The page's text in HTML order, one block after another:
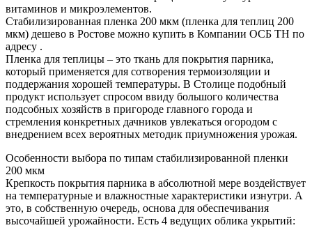
витаминов и микроэлементов.
Стабилизированная пленка 200 мкм (пленка для теплиц 200
мкм) дешево в Ростове можно купить в Компании ОСБ ТН по
адресу .
Пленка для теплицы – это ткань для покрытия парника,
который применяется для сотворения термоизоляции и
поддержания хорошей температуры. В Столице подобный
продукт использует спросом ввиду большого количества
подсобных хозяйств в пригороде главного города и
стремления конкретных дачников увлекаться огородом с
внедрением всех вероятных методик приумножения урожая.
Особенности выбора по типам стабилизированной пленки
200 мкм
Крепкость покрытия парника в абсолютной мере воздействует
на температурные и влажностные характеристики изнутри. А
это, в собственную очередь, основа для обеспечивания
высочайшей урожайности. Есть 4 ведущих облика укрытий: